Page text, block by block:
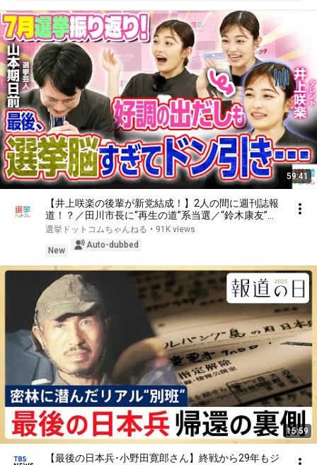
59:41
【井上咲楽の後輩が新党結成！】2人の間に週刊誌報
道！？／田川市長に“再生の道”系当選／“鈴木康友”氏
が事務所侵入で辞職願【井上咲楽×山本期日前】｜選
挙ドットコムちゃんねる
選挙ドットコムちゃんねる • 91K views
New
Auto-dubbed
15:59
【最後の日本兵･小野田寛郎さん】終戦から29年もジ